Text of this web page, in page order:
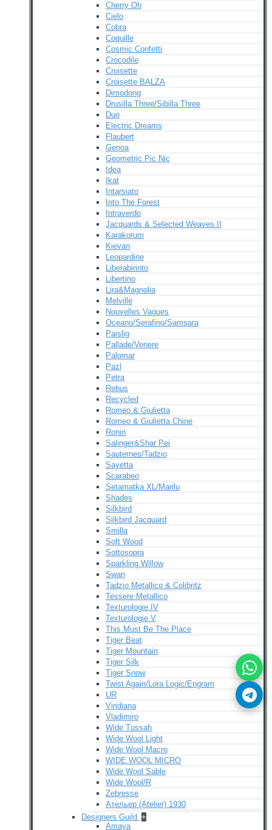
Cherry Oh
Cielo
Cobra
Coquille
Cosmic Confetti
Crocodile
Croisette
Croisette BALZA
Dimodong
Drusilla Three/Sibilla Three
Duo
Electric Dreams
Flaubert
Genoa
Geometric Pic Nic
Idea
Ikat
Intarsiato
Into The Forest
Intraverdo
Jacquards & Selected Weaves II
Karakorum
Kievan
Leopardine
Liberabirinto
Libertino
Lira&Magnolia
Melville
Nouvelles Vagues
Oceano/Serafino/Samsara
Paislig
Pallade/Venere
Palomar
Pazl
Petra
Rebus
Recycled
Romeo & Giulietta
Romeo & Giulietta Chine
Ronin
Salinger&Shar Pei
Sauternes/Tadzio
Sayetta
Scarabeo
Setamatka XL/Marilu
Shades
Silkbird
Silkbird Jacquard
Smilla
Soft Wood
Sottosopra
Sparkling Willow
Swan
Tadzio Metallico & Colibritz
Tessere Metallico
Texturologie IV
Texturologie V
This Must Be The Place
Tiger Beat
Tiger Mountain
Tiger Silk
Tiger Snow
Twist Again/Lora Logic/Engram
UR
Viridiana
Vladimiro
Wide Tussah
Wide Wool Light
Wide Wool Macro
WIDE WOOL MICRO
Wide Wool Sable
Wide Wool/R
Zebresse
Ательер (Atelier) 1930
Designers Guild +
Amaya